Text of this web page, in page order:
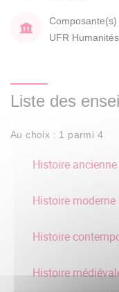
Composante(s)
UFR Humanités
Liste des
Au choix : 1 parmi 4
Histoire ancienne
Histoire moderne
Histoire
Histoire